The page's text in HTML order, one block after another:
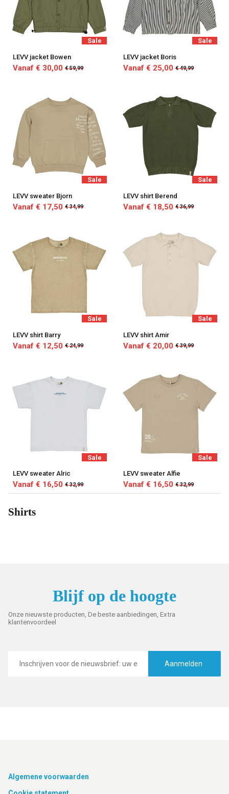
Sale
LEVV jacket Bowen
Vanaf € 30,00 € 59,99
Sale
LEVV jacket Boris
Vanaf € 25,00 € 49,99
Sale
LEVV sweater Bjorn
Vanaf € 17,50 € 34,99
Sale
LEVV shirt Berend
Vanaf € 18,50 € 36,99
Sale
LEVV shirt Barry
Vanaf € 12,50 € 24,99
Sale
LEVV shirt Amir
Vanaf € 20,00 € 39,99
Sale
LEVV sweater Alric
Vanaf € 16,50 € 32,99
Sale
LEVV sweater Alfie
Vanaf € 16,50 € 32,99
Shirts
Blijf op de hoogte
Onze nieuwste producten, De beste aanbiedingen, Extra
klantenvoordeel
mailadres
Aanmelden
Footer
Algemene voorwaarden